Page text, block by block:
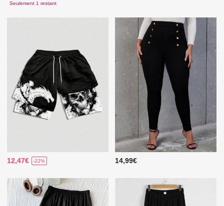
Seulement 1 restant
12,47€ -22% 14,99€